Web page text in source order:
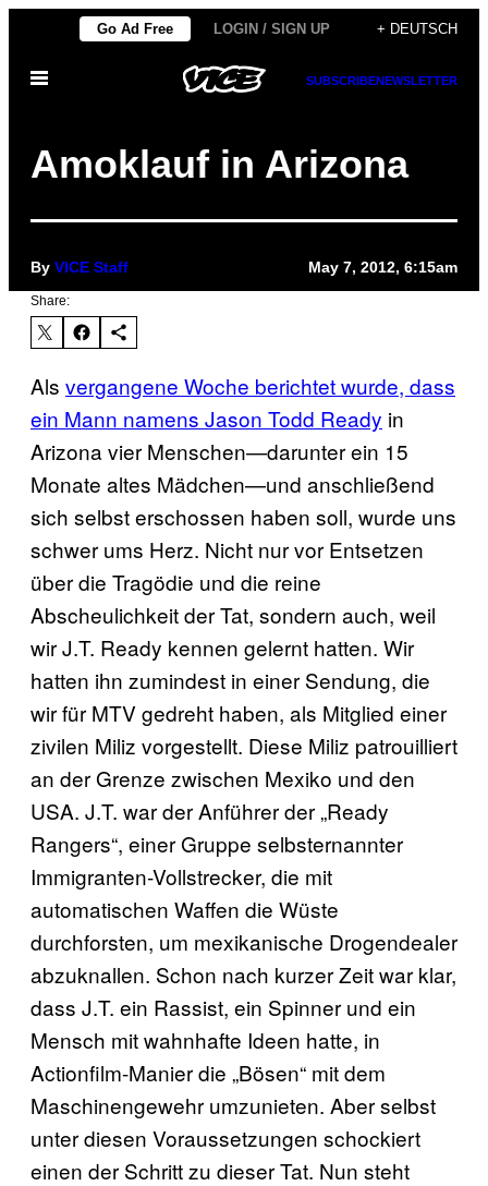
content
Go Ad Free LOGIN / SIGN UP + DEUTSCH
Open
SUBSCRIBENEWSLETTER
Amoklauf in Arizona
By VICE Staff May 7, 2012, 6:15am
Share:
Als vergangene Woche berichtet wurde, dass
ein Mann namens Jason Todd Ready in
Arizona vier Menschen—darunter ein 15
Monate altes Mädchen—und anschließend
sich selbst erschossen haben soll, wurde uns
schwer ums Herz. Nicht nur vor Entsetzen
über die Tragödie und die reine
Abscheulichkeit der Tat, sondern auch, weil
wir J.T. Ready kennen gelernt hatten. Wir
hatten ihn zumindest in einer Sendung, die
wir für MTV gedreht haben, als Mitglied einer
zivilen Miliz vorgestellt. Diese Miliz patrouilliert
an der Grenze zwischen Mexiko und den
USA. J.T. war der Anführer der „Ready
Rangers“, einer Gruppe selbsternannter
Immigranten-Vollstrecker, die mit
automatischen Waffen die Wüste
durchforsten, um mexikanische Drogendealer
abzuknallen. Schon nach kurzer Zeit war klar,
dass J.T. ein Rassist, ein Spinner und ein
Mensch mit wahnhafte Ideen hatte, in
Actionfilm-Manier die „Bösen“ mit dem
Maschinengewehr umzunieten. Aber selbst
unter diesen Voraussetzungen schockiert
einen der Schritt zu dieser Tat. Nun steht